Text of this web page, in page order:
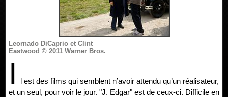
Leornado DiCaprio et Clint
Eastwood © 2011 Warner Bros.
I
l est des films qui semblent n’avoir attendu qu’un réalisateur,
et un seul, pour voir le jour. "J. Edgar" est de ceux-ci. Difficile en